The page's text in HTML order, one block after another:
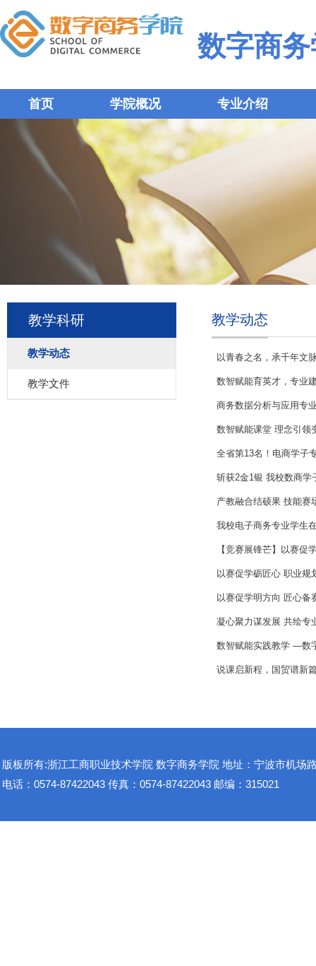
数字商
首页 学院概况 专业介绍
教学科研
教学动态
教学文件
教学动态
以青春之名，承千年文
数智赋能育英才，专业
商务数据分析与应用专
数智赋能课堂 理念引
全省第13名！电商学子
斩获2金1银 我校数商学
产教融合结硕果 技能
我校电子商务专业学生
【竞赛展锋芒】以赛
以赛促学砺匠心 职业
以赛促学明方向 匠心
凝心聚力谋发展 共绘
数智赋能实践教学 —数
说课启新程，国贸谱新
版板所有:浙江工商职业技术学院 数字商务学院 地址：宁波市机场
电话：0574-87422043 传真：0574-87422043 邮编：315021